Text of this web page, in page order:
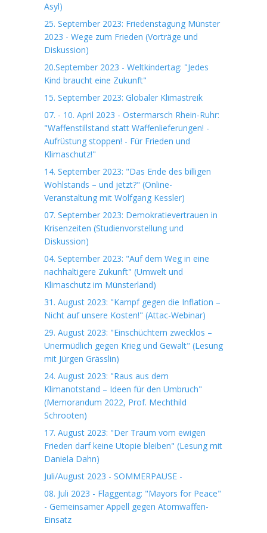
Asyl)
25. September 2023: Friedenstagung Münster
2023 - Wege zum Frieden (Vorträge und
Diskussion)
20.September 2023 - Weltkindertag: "Jedes
Kind braucht eine Zukunft"
15. September 2023: Globaler Klimastreik
07. - 10. April 2023 - Ostermarsch Rhein-Ruhr:
"Waffenstillstand statt Waffenlieferungen! -
Aufrüstung stoppen! - Für Frieden und
Klimaschutz!"
14. September 2023: "Das Ende des billigen
Wohlstands – und jetzt?" (Online-
Veranstaltung mit Wolfgang Kessler)
07. September 2023: Demokratievertrauen in
Krisenzeiten (Studienvorstellung und
Diskussion)
04. September 2023: "Auf dem Weg in eine
nachhaltigere Zukunft" (Umwelt und
Klimaschutz im Münsterland)
31. August 2023: "Kampf gegen die Inflation –
Nicht auf unsere Kosten!" (Attac-Webinar)
29. August 2023: "Einschüchtern zwecklos –
Unermüdlich gegen Krieg und Gewalt" (Lesung
mit Jürgen Grässlin)
24. August 2023: "Raus aus dem
Klimanotstand – Ideen für den Umbruch"
(Memorandum 2022, Prof. Mechthild
Schrooten)
17. August 2023: "Der Traum vom ewigen
Frieden darf keine Utopie bleiben" (Lesung mit
Daniela Dahn)
Juli/August 2023 - SOMMERPAUSE -
08. Juli 2023 - Flaggentag: "Mayors for Peace"
- Gemeinsamer Appell gegen Atomwaffen-
Einsatz